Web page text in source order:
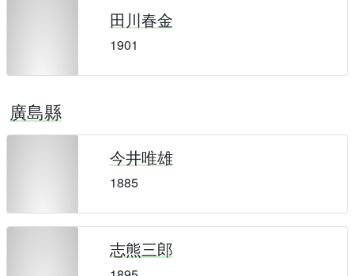
田川春金
1901
廣島縣
今井唯雄
1885
志熊三郎